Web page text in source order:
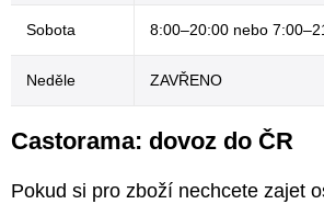
Sobota 8:00–20:00 nebo
Neděle ZAVŘENO
Castorama: dovoz do ČR
Pokud si pro zboží nechcete zajet